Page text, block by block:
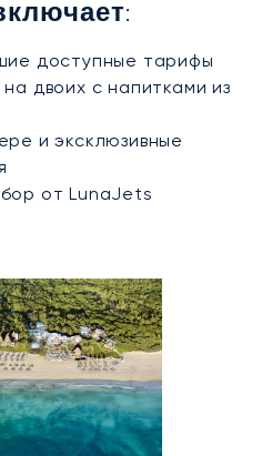
доступные тарифы
двоих с напитками из
и эксклюзивные
от LunaJets